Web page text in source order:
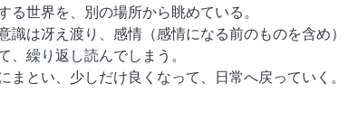
る世界を、別の場所から眺めている。
識は冴え渡り、感情（感情になる前のものを含め）
、繰り返し読んでしまう。
まとい、少しだけ良くなって、日常へ戻っていく。